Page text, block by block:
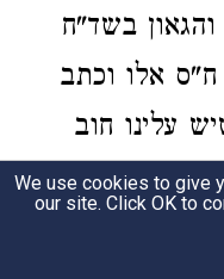
בשד"ח
אלו וכתב
עלינו חוב
לסייעם
עצמינו
We use cookies to give
our site. Click OK to